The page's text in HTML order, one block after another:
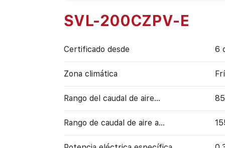
SVL-200CZPV-E
Certificado desde 6
Zona climática
Rango del caudal de aire...
Rango de caudal de aire a…